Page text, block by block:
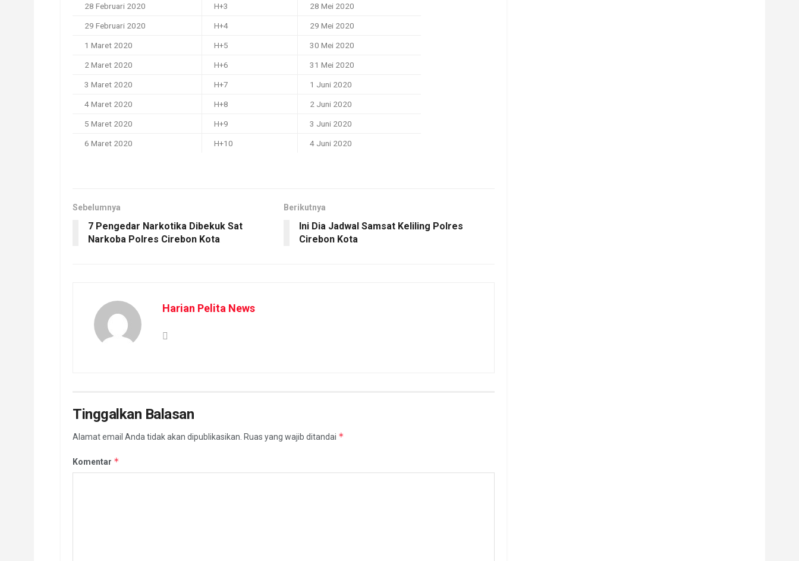
28 Februari 2020 H+3 28 Mei 2020
29 Februari 2020 H+4 29 Mei 2020
1 Maret 2020 H+5 30 Mei 2020
2 Maret 2020 H+6 31 Mei 2020
3 Maret 2020 H+7 1 Juni 2020
4 Maret 2020 H+8 2 Juni 2020
5 Maret 2020 H+9 3 Juni 2020
6 Maret 2020 H+10 4 Juni 2020
Sebelumnya
7 Pengedar Narkotika Dibekuk Sat
Narkoba Polres Cirebon Kota
Berikutnya
Ini Dia Jadwal Samsat Keliling Polres
Cirebon Kota
Harian Pelita News
Tinggalkan Balasan
Alamat email Anda tidak akan dipublikasikan. Ruas yang wajib ditandai *
Komentar *